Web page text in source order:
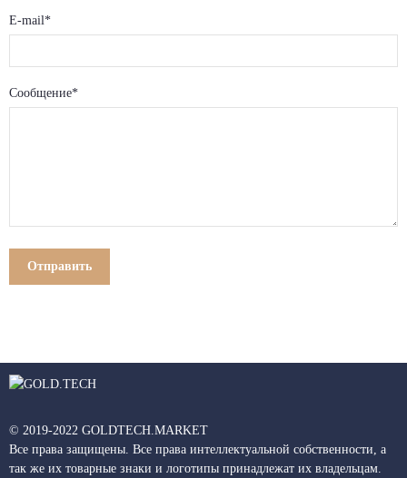
E-mail*
Сообщение*
© 2019-2022 GOLDTECH.MARKET
Все права защищены. Все права интеллектуальной собственности, а
так же их товарные знаки и логотипы принадлежат их владельцам.